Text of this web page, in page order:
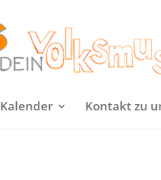
Kontakt zu